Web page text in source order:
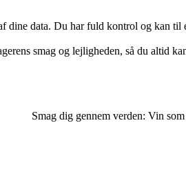
dine data. Du har fuld kontrol og kan til
smag og lejligheden, så du altid
Smag dig gennem verden: Vin